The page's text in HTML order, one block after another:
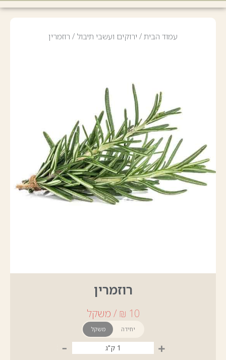
עמוד הבית/ ירוקים ועשבי תיבול / רוזמרין
רוזמרין
משקל יחידה
+
-